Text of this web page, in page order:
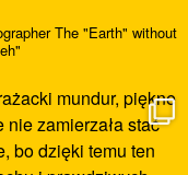
The "Earth" without